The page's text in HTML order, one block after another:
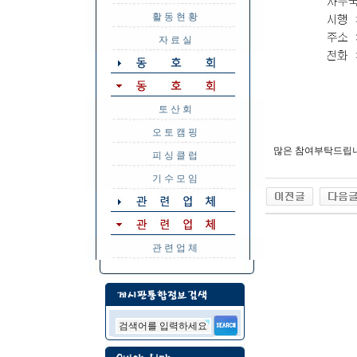
활 동 현 황
자 료 실
토 산 회
오 토 캠 핑
피 싱 클 럽
기 수 모 임
관 련 업 체
많은 참여부탁드립